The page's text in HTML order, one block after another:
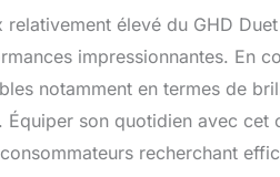
élevé du GHD
impressionnantes. En
notamment en termes de
son quotidien avec
recherchant